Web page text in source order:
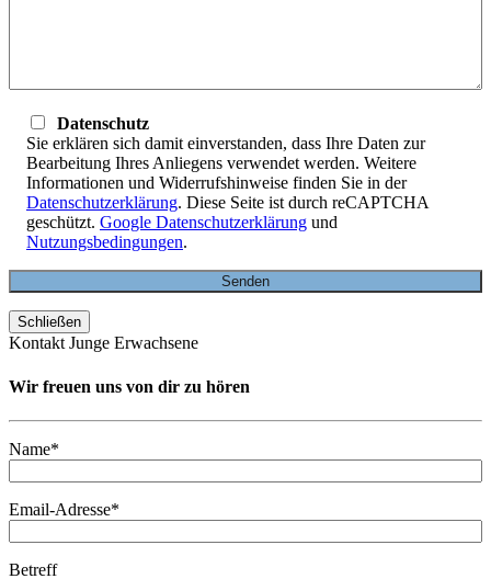
Datenschutz
Sie erklären sich damit einverstanden, dass Ihre Daten zur
Bearbeitung Ihres Anliegens verwendet werden. Weitere
Informationen und Widerrufshinweise finden Sie in der
Datenschutzerklärung. Diese Seite ist durch reCAPTCHA
geschützt. Google Datenschutzerklärung und
Nutzungsbedingungen.
Schließen
Kontakt Junge Erwachsene
Wir freuen uns von dir zu hören
Name*
Email-Adresse*
Betreff